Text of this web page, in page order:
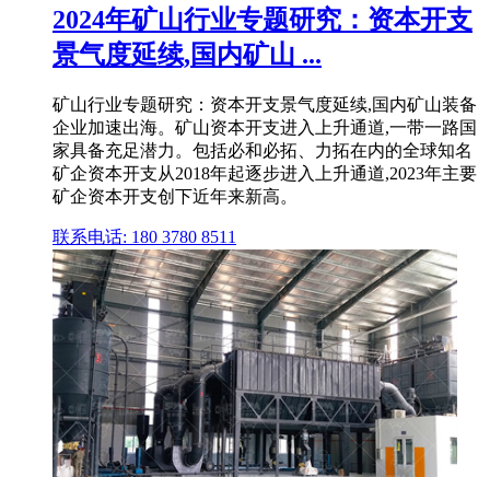
2024年矿山行业专题研究：资本开支
景气度延续,国内矿山 ...
矿山行业专题研究：资本开支景气度延续,国内矿山装备
企业加速出海。矿山资本开支进入上升通道,一带一路国
家具备充足潜力。包括必和必拓、力拓在内的全球知名
矿企资本开支从2018年起逐步进入上升通道,2023年主要
矿企资本开支创下近年来新高。
联系电话: 180 3780 8511